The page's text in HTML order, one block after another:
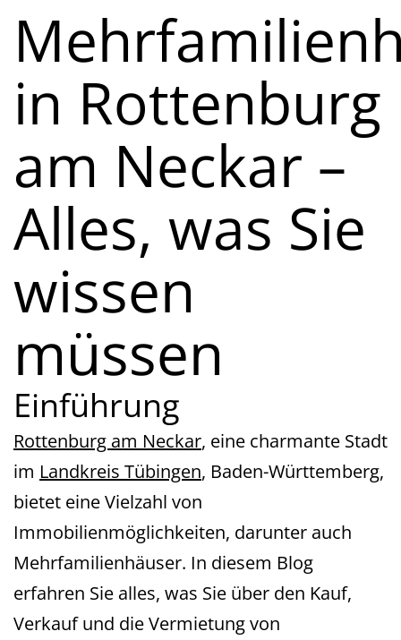
in Rottenburg
am Neckar –
Alles, was Sie
wissen
müssen
Einführung
Rottenburg am Neckar, eine charmante Stadt
im Landkreis Tübingen, Baden-Württemberg,
bietet eine Vielzahl von
Immobilienmöglichkeiten, darunter auch
Mehrfamilienhäuser. In diesem Blog
erfahren Sie alles, was Sie über den Kauf,
Verkauf und die Vermietung von